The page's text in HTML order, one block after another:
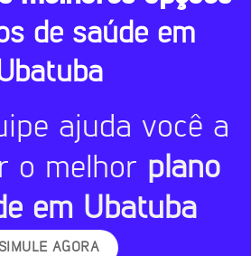
de saúde em
ajuda você a
o melhor plano
em Ubatuba
AGORA